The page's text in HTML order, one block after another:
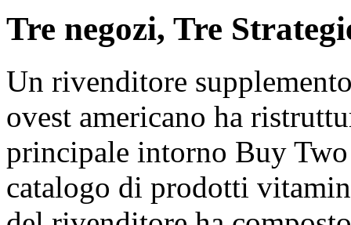
Tre negozi, Tre
Un rivenditore
ovest americano ha
principale intorno Buy
catalogo di prodotti